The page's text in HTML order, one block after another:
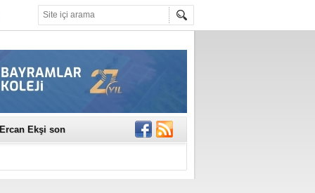
Ercan Ekşi son
Selahattin
Değerli